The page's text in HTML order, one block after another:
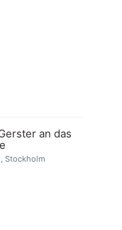
an das
Stockholm